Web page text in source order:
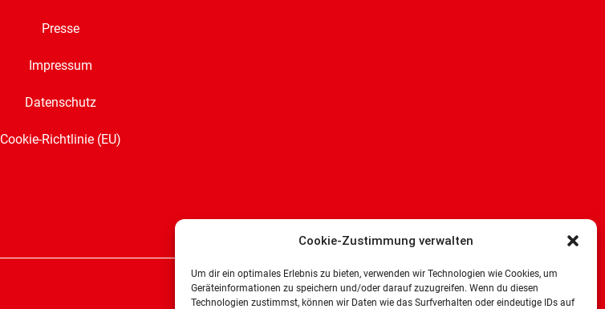
Cookie-Zustimmung verwalten
Um dir ein optimales Erlebnis zu bieten, verwenden wir Technologien wie Cookies, um
Geräteinformationen zu speichern und/oder darauf zuzugreifen. Wenn du diesen
Technologien zustimmst, können wir Daten wie das Surfverhalten oder eindeutige IDs auf
Presse
Impressum
Datenschutz
Cookie-Richtlinie (EU)